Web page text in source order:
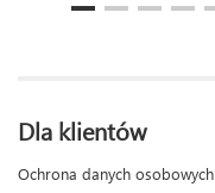
Dla klientów
Ochrona danych osobowych